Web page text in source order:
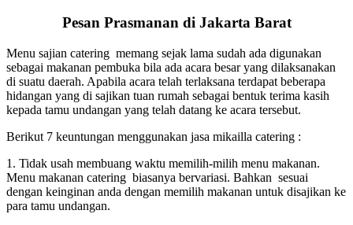
Pesan Prasmanan di Jakarta Barat
Menu sajian catering memang sejak lama sudah ada digunakan
sebagai makanan pembuka bila ada acara besar yang dilaksanakan
di suatu daerah. Apabila acara telah terlaksana terdapat beberapa
hidangan yang di sajikan tuan rumah sebagai bentuk terima kasih
kepada tamu undangan yang telah datang ke acara tersebut.
Berikut 7 keuntungan menggunakan jasa mikailla catering :
1. Tidak usah membuang waktu memilih-milih menu makanan.
Menu makanan catering biasanya bervariasi. Bahkan sesuai
dengan keinginan anda dengan memilih makanan untuk disajikan ke
para tamu undangan.